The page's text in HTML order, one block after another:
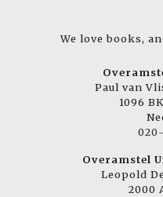
We love books,
Paul van
1096
Overamstel
Leopold
2000